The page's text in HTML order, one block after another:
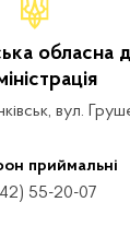
обласна
вул.
приймальні
55-20-07